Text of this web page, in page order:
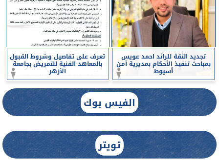
تجديد الثقة للرائد احمد عويس
بمباحث تنفيذ الأحكام بمديرية أمن
أسيوط
تعرف على تفاصيل وشروط القبول
بالمعاهد الفنية للتمريض بجامعة
الأزهر
الفيس بوك
تويتر